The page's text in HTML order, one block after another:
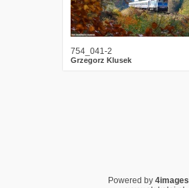
754_041-2
Grzegorz Klusek
Powered by 4images